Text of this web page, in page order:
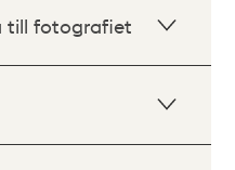
till fotografiet